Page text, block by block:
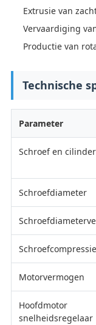
Extrusie van
Vervaardiging
Productie van
Technische
Parameter
Schroef en cilinder
Schroefdiameter
Schroefcompressie
Motorvermogen
Hoofdmotor
snelheidsregelaar